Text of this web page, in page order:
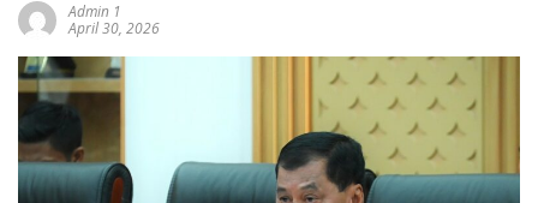
Admin 1
April 30, 2026